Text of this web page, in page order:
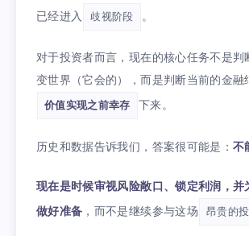
已经进入
歧视阶段 。
对于投资者而言，现在的核心任务不是判
变世界（它会的），而是判断当前的金融
价值实现之前幸存 下来。
历史和数据告诉我们，答案很可能是： 不
现在是时候审视风险敞口、锁定利润，并
做好准备 ，而不是继续参与这场 昂贵的